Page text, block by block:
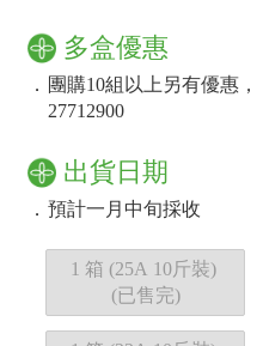
多盒優惠
． 團購10組以上另有優惠
27712900
出貨日期
． 預計一月中旬採收
1 箱 (25A 10斤裝)
(已售完)